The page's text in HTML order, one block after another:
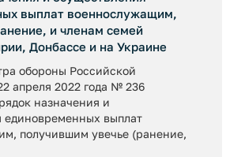
выплат военнослужащим,
и членам семей
Донбассе и на Украине
обороны Российской
апреля 2022 года № 236
назначения и
единовременных выплат
получившим увечье (ранение,